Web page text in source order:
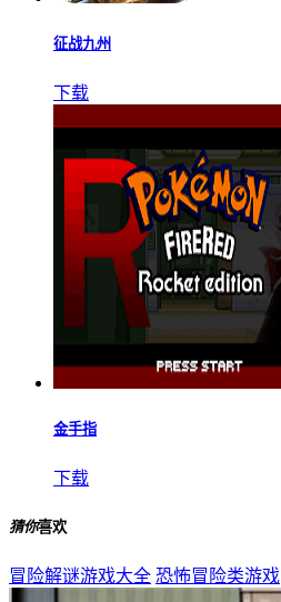
征战九州
下载
金手指
下载
猜你喜欢
冒险解谜游戏大全 恐怖冒险类游戏